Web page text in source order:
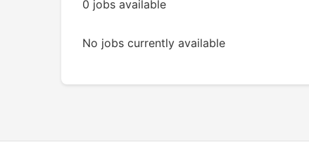
0 jobs available
No jobs currently available